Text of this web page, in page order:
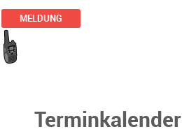
MELDUNG
Terminkalender